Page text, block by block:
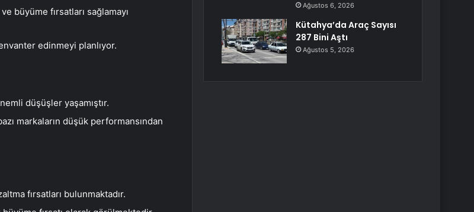
büyüme fırsatları sağlamayı
edinmeyi planlıyor.
düşüşler yaşamıştır.
markaların düşük performansından
fırsatları bulunmaktadır.
Ağustos 6, 2026
Kütahya’da Araç Sayısı
287 Bini Aştı
Ağustos 5, 2026